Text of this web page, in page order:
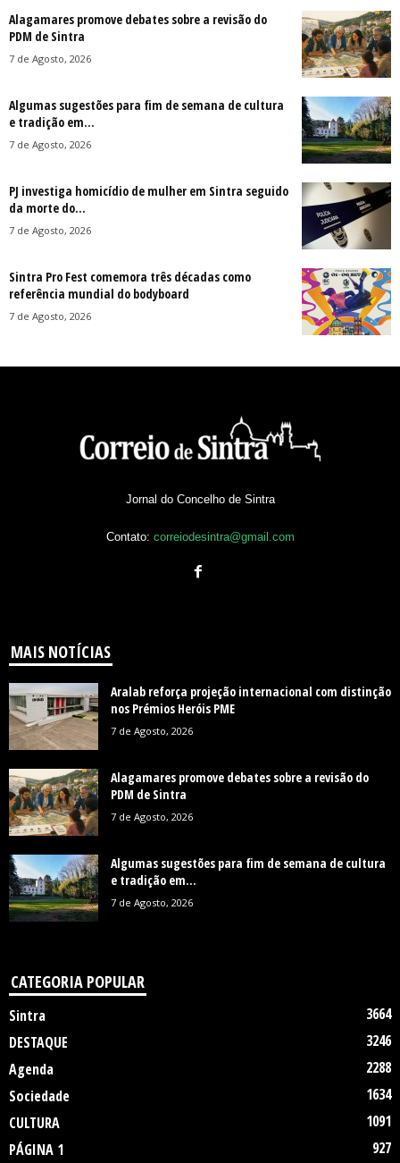
Alagamares promove debates sobre a revisão do
PDM de Sintra
7 de Agosto, 2026
Algumas sugestões para fim de semana de cultura
e tradição em...
7 de Agosto, 2026
PJ investiga homicídio de mulher em Sintra seguido
da morte do...
7 de Agosto, 2026
Sintra Pro Fest comemora três décadas como
referência mundial do bodyboard
7 de Agosto, 2026
Jornal do Concelho de Sintra
Contato: correiodesintra@gmail.com
MAIS NOTÍCIAS
Aralab reforça projeção internacional com distinção
nos Prémios Heróis PME
7 de Agosto, 2026
Alagamares promove debates sobre a revisão do
PDM de Sintra
7 de Agosto, 2026
Algumas sugestões para fim de semana de cultura
e tradição em...
7 de Agosto, 2026
CATEGORIA POPULAR
Sintra
3664
DESTAQUE
3246
Agenda
2288
Sociedade
1634
CULTURA
1091
PÁGINA 1
927